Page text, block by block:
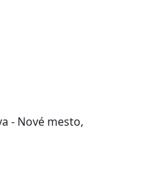
- Nové mesto,